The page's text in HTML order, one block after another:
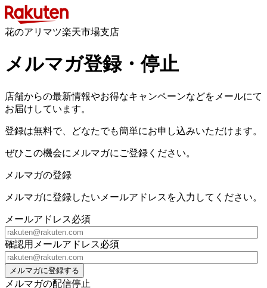
花のアリマツ楽天市場支店
メルマガ登録・停止
店舗からの最新情報やお得なキャンペーンなどをメールにて
お届けしています。
登録は無料で、どなたでも簡単にお申し込みいただけます。
ぜひこの機会にメルマガにご登録ください。
メルマガの登録
メルマガに登録したいメールアドレスを入力してください。
メールアドレス必須
確認用メールアドレス必須
メルマガに登録する
メルマガの配信停止